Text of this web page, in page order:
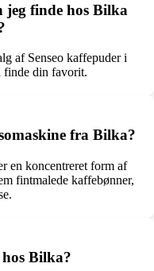
finde hos Bilka
af Senseo kaffepuder i
finde din favorit.
fra Bilka?
en koncentreret form af
fintmalede kaffebønner,
Bilka?